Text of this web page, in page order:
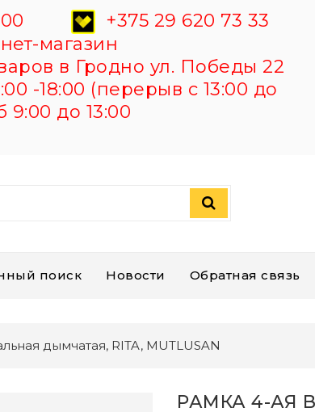
00
+375 29 620 73 33
магазин
в Гродно ул. Победы 22
-18:00 (перерыв с 13:00 до
9:00 до 13:00
поиск Новости Обратная связь
дымчатая, RITA, MUTLUSAN
РАМКА 4-АЯ